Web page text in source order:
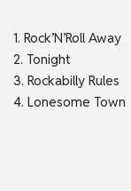
1. Rock’N’Roll Away
2. Tonight
3. Rockabilly Rules
4. Lonesome Town